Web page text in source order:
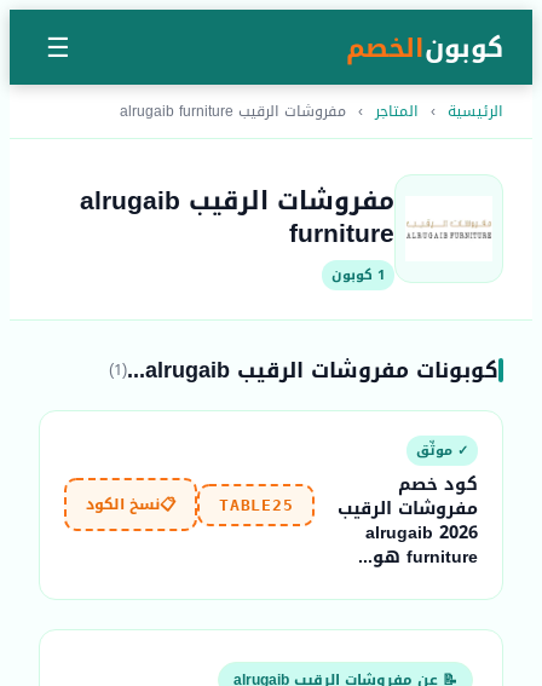
كوبونالخصم ☰
الرئيسية › المتاجر › مفروشات الرقيب alrugaib furniture
مفروشات الرقيب alrugaib
furniture
1 كوبون
كوبونات مفروشات الرقيب alrugaib... (1)
✓ موثّق
كود خصم
مفروشات الرقيب
2026 alrugaib
furniture هو...
TABLE25
📋نسخ الكود
📝 عن مفروشات الرقيب alrugaib